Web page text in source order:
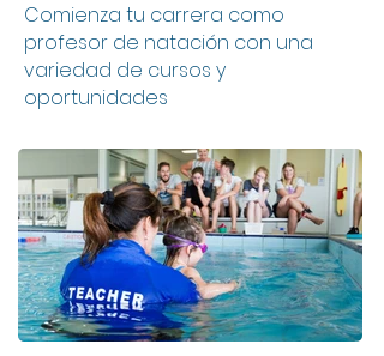
Comienza tu carrera como
profesor de natación con una
variedad de cursos y
oportunidades